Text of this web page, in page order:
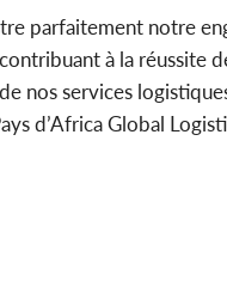
parfaitement notre
à la réussite
nos services
d’Africa Global